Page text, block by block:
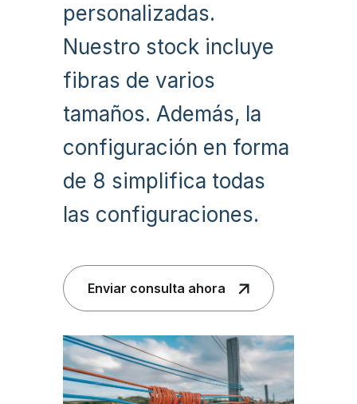
personalizadas.
Nuestro stock incluye
fibras de varios
tamaños. Además, la
configuración en forma
de 8 simplifica todas
las configuraciones.
Enviar consulta ahora